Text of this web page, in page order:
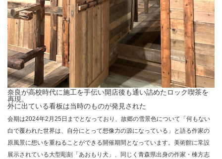
奈良が高校時代に施工を手伝い開店後も通い詰めたロック喫茶を
再現。
外に出ている看板は当時のものが発見された
会期は2024年2月25日までとなっており、故郷の雪景色について「何もない
白で覆われた世界は、自分にとって想像力の源になっている」と語る作家の
原風景に想いを重ねることができる開催期間となっています。美術館に常設
展示されている大型彫刻「あおもり犬」、同じく青森県出身の作家・棟方志